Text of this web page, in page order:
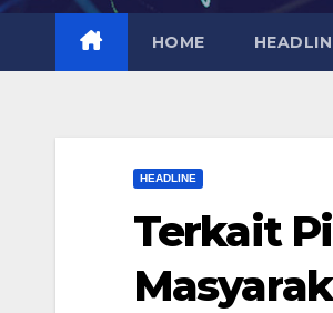
HOME
HEADLINE
Terkait